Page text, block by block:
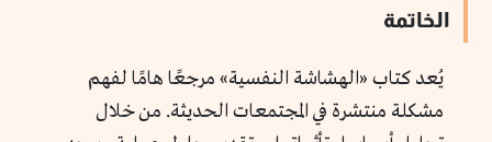
الخاتمة
يُعد كتاب «الهشاشة النفسية» مرجعًا هامًا لفهم
مشكلة منتشرة في المجتمعات الحديثة. من خلال